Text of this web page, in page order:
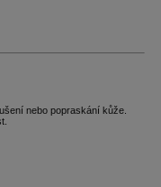
nebo popraskání kůže.